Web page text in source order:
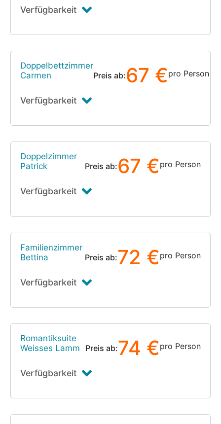
Verfügbarkeit
Doppelbettzimmer
Carmen
Preis ab:67 €pro Person
Verfügbarkeit
Doppelzimmer
Patrick
Preis ab:67 €pro Person
Verfügbarkeit
Familienzimmer
Bettina
Preis ab:72 €pro Person
Verfügbarkeit
Romantiksuite
Weisses Lamm
Preis ab:74 €pro Person
Verfügbarkeit